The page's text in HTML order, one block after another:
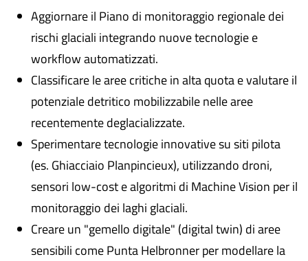
Aggiornare il Piano di monitoraggio regionale dei
rischi glaciali integrando nuove tecnologie e
workflow automatizzati.
Classificare le aree critiche in alta quota e valutare il
potenziale detritico mobilizzabile nelle aree
recentemente deglacializzate.
Sperimentare tecnologie innovative su siti pilota
(es. Ghiacciaio Planpincieux), utilizzando droni,
sensori low-cost e algoritmi di Machine Vision per il
monitoraggio dei laghi glaciali.
Creare un "gemello digitale" (digital twin) di aree
sensibili come Punta Helbronner per modellare la